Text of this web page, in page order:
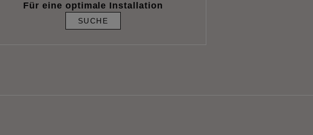
Für eine optimale Installation
SUCHE